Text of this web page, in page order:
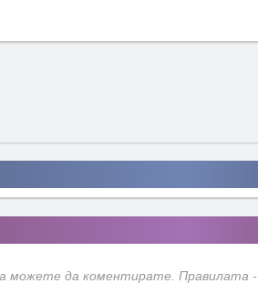
можете да коментирате. Правилата -